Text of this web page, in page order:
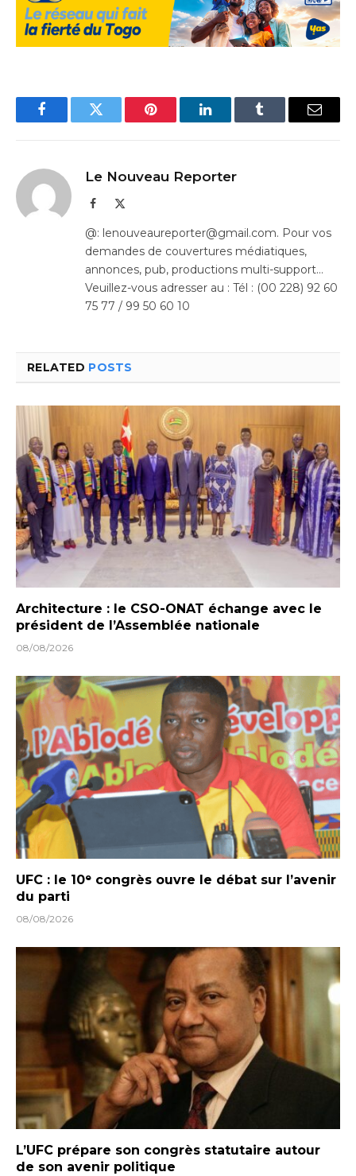
FacebookTwitter Pinterest LinkedInTumblr Email
Le Nouveau Reporter
Facebook
@: lenouveaureporter@gmail.com. Pour vos
demandes de couvertures médiatiques,
annonces, pub, productions multi-support…
Veuillez-vous adresser au : Tél : (00 228) 92 60
75 77 / 99 50 60 10
RELATED POSTS
Architecture : le CSO-ONAT échange avec le
président de l’Assemblée nationale
08/08/2026
UFC : le 10ᵉ congrès ouvre le débat sur l’avenir
du parti
08/08/2026
L’UFC prépare son congrès statutaire autour
de son avenir politique